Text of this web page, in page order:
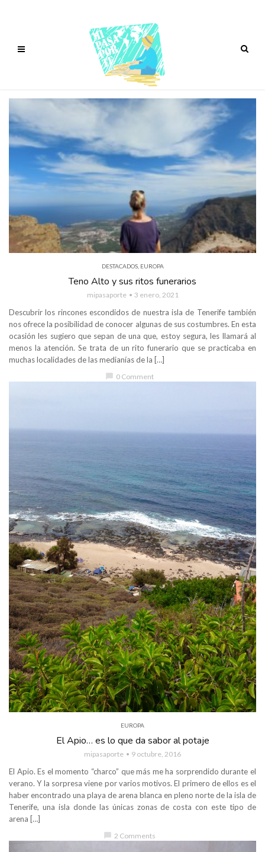
DESTACADOS, EUROPA
Teno Alto y sus ritos funerarios
mipasaporte 3 enero, 2021
Descubrir los rincones escondidos de nuestra isla de Tenerife también
nos ofrece la posibilidad de conocer algunas de sus costumbres. En esta
ocasión les sugiero que sepan de una que, estoy segura, les llamará al
menos la atención. Se trata de un rito funerario que se practicaba en
muchas localidades de las medianías de la […]
chat_bubble 0 Comment
EUROPA
El Apio… es lo que da sabor al potaje
mipasaporte 9 octubre, 2016
El Apio. Es el momento “charco” que más me ha sorprendido durante el
verano. Y la sorpresa viene por varios motivos. El primero de ellos es el
haber encontrado una playa de arena blanca en pleno norte de la isla de
Tenerife, una isla donde las únicas zonas de costa con este tipo de
arena […]
2 Comments